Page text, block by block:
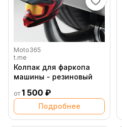
Moto365
t.me
Колпак для фаркопа
машины - резиновый
от 1 500 ₽
Подробнее